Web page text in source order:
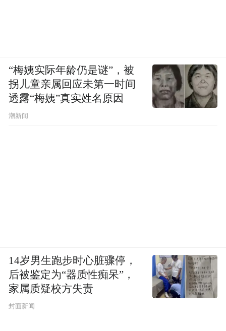
“梅姨实际年龄仍是谜”，被
拐儿童亲属回应未第一时间
透露“梅姨”真实姓名原因
潮新闻
14岁男生跑步时心脏骤停，
后被鉴定为“器质性痴呆”，
家属质疑校方失责
封面新闻